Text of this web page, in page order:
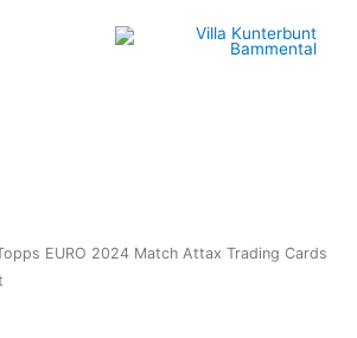
EURO 2024 Match Attax Trading Cards
€
ist: